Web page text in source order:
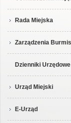
Rada Miejska
Zarządzenia
Dzienniki Urzędowe
Urząd Miejski
E-Urząd